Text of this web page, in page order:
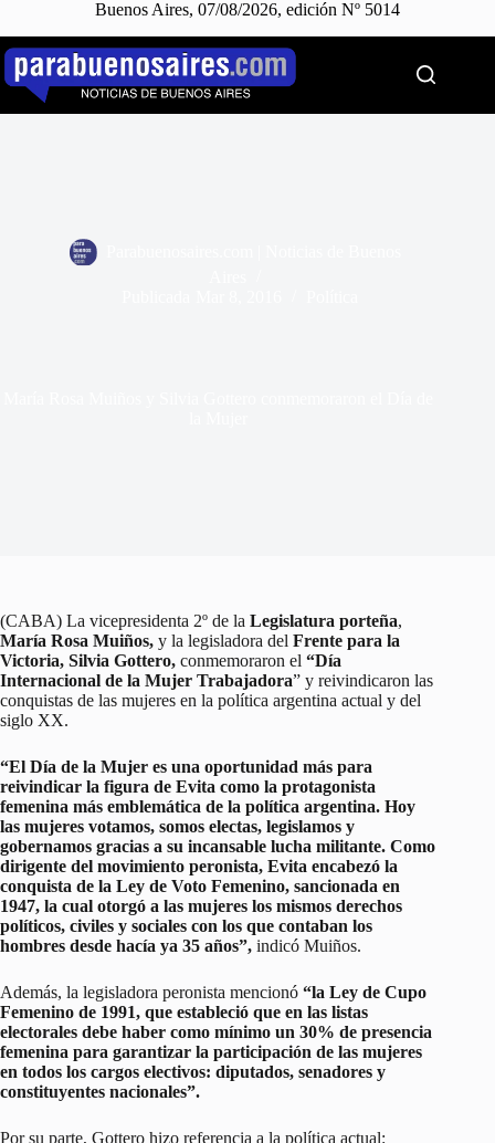
Buenos Aires, 07/08/2026, edición Nº 5014
Saltar
contenido
(CABA) La vicepresidenta 2º de la Legislatura porteña,
María Rosa Muiños, y la legisladora del Frente para la
Victoria, Silvia Gottero, conmemoraron el “Día
Internacional de la Mujer Trabajadora” y reivindicaron las
conquistas de las mujeres en la política argentina actual y del
siglo XX.
“El Día de la Mujer es una oportunidad más para
reivindicar la figura de Evita como la protagonista
femenina más emblemática de la política argentina. Hoy
las mujeres votamos, somos electas, legislamos y
gobernamos gracias a su incansable lucha militante. Como
dirigente del movimiento peronista, Evita encabezó la
conquista de la Ley de Voto Femenino, sancionada en
1947, la cual otorgó a las mujeres los mismos derechos
políticos, civiles y sociales con los que contaban los
hombres desde hacía ya 35 años”, indicó Muiños.
Además, la legisladora peronista mencionó “la Ley de Cupo
Femenino de 1991, que estableció que en las listas
electorales debe haber como mínimo un 30% de presencia
femenina para garantizar la participación de las mujeres
en todos los cargos electivos: diputados, senadores y
constituyentes nacionales”.
Por su parte, Gottero hizo referencia a la política actual: